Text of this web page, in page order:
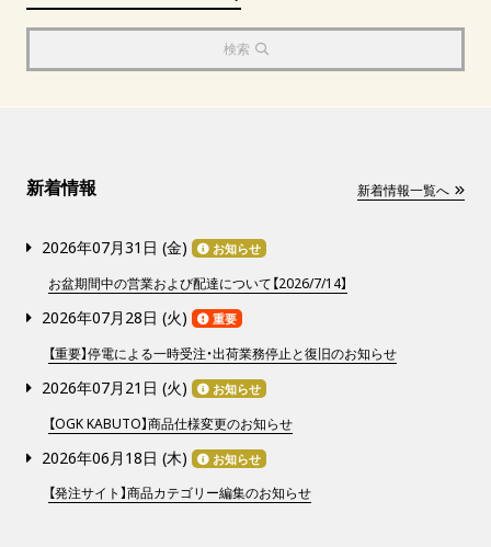
検索
新着情報 新着情報一覧へ
2026年07月31日 (金) お知らせ
お盆期間中の営業および配達について【2026/7/14】
2026年07月28日 (火) 重要
【重要】停電による一時受注・出荷業務停止と復旧のお知らせ
2026年07月21日 (火) お知らせ
【OGK KABUTO】商品仕様変更のお知らせ
2026年06月18日 (木) お知らせ
【発注サイト】商品カテゴリー編集のお知らせ